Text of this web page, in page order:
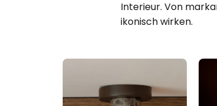
Interieur. Von
ikonisch wirken.